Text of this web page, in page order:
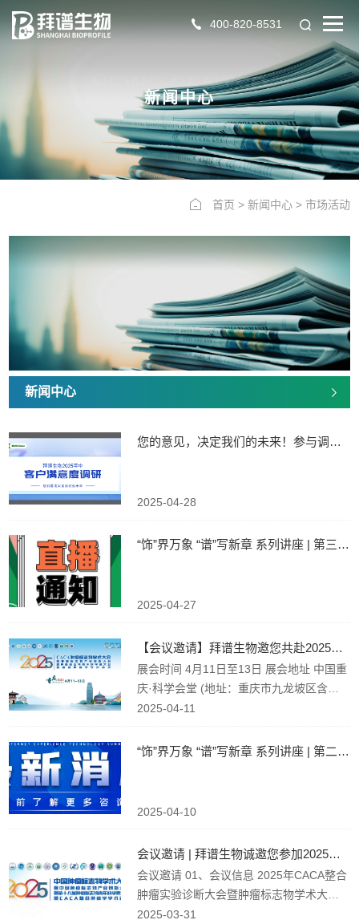
400-820-8531
NEWS CENTER
新闻中心
首页 > 新闻中心> 市场活动
新闻中心
您的意见，决定我们的未来！参与调研，领取惊喜好礼~
2025-04-28
“饰”界万象 “谱”写新章 系列讲座 | 第三期：解析蛋白修...
2025-04-27
【会议邀请】拜谱生物邀您共赴​​2025年肿瘤标志物学术大...
展会时间 4月11日至13日 展会地址 中国重
庆·科学会堂 (地址：重庆市九龙坡区含谷
镇高新大道188号) 拜谱生物T15特装展台
2025-04-11
“饰”界万象 “谱”写新章 系列讲座 | 第二期：揭示疾病研...
2025-04-10
会议邀请 | 拜谱生物诚邀您参加2025年肿瘤标志物学术大...
会议邀请 01、会议信息 2025年CACA整合
肿瘤实验诊断大会暨肿瘤标志物学术大会
暨肿瘤标志物产业创新大会暨肿瘤标志物
2025-03-31